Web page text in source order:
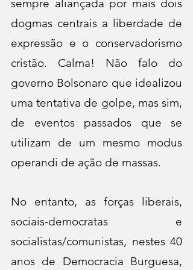
sempre aliançada por mais dois
dogmas centrais a liberdade de
expressão e o conservadorismo
cristão. Calma! Não falo do
governo Bolsonaro que idealizou
uma tentativa de golpe, mas sim,
de eventos passados que se
utilizam de um mesmo modus
operandi de ação de massas.
No entanto, as forças liberais,
sociais-democratas e
socialistas/comunistas, nestes 40
anos de Democracia Burguesa,